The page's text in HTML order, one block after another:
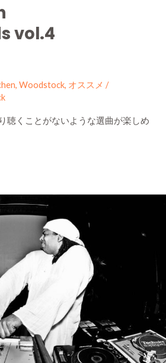
vol.4
, Woodstock, オススメ /
聴くことがないような選曲が楽しめ